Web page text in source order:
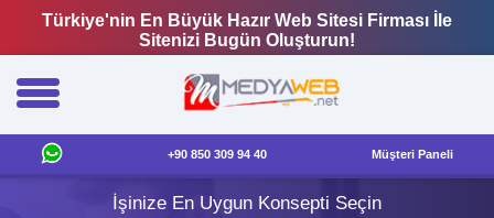
Türkiye'nin En Büyük Hazır Web Sitesi Firması İle
Sitenizi Bugün Oluşturun!
+90 850 309 94 40 Müşteri Paneli
İşinize En Uygun Konsepti Seçin